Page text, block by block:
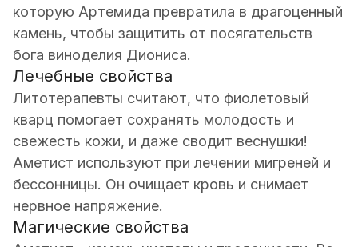
которую Артемида превратила в драгоценный
камень, чтобы защитить от посягательств
бога виноделия Диониса.
Лечебные свойства
Литотерапевты считают, что фиолетовый
кварц помогает сохранять молодость и
свежесть кожи, и даже сводит веснушки!
Аметист используют при лечении мигреней и
бессонницы. Он очищает кровь и снимает
нервное напряжение.
Магические свойства